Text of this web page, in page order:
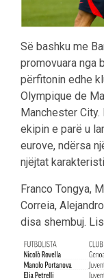
Së bashku me
promovuara nga
përfitonin edhe
Olympique de
Manchester
ekipin e parë u
eurove, ndërsa
njëjtat
Franco Tongya,
Correia,
disa shembuj.